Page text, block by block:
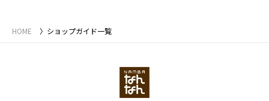
HOME ショップガイド一覧